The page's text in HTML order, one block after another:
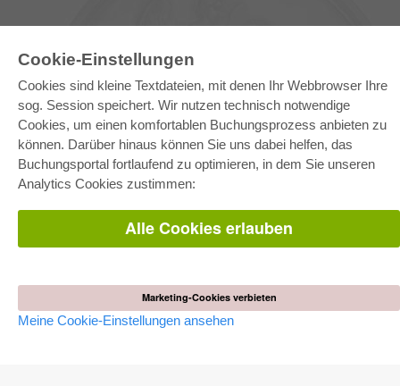
Cookie-Einstellungen
Cookies sind kleine Textdateien, mit denen Ihr Webbrowser Ihre
sog. Session speichert. Wir nutzen technisch notwendige
Cookies, um einen komfortablen Buchungsprozess anbieten zu
können. Darüber hinaus können Sie uns dabei helfen, das
Buchungsportal fortlaufend zu optimieren, in dem Sie unseren
Analytics Cookies zustimmen:
Alle Cookies erlauben
Marketing-Cookies verbieten
Meine Cookie-Einstellungen ansehen
E-COLLECTION
Gesamtpaket
Fachbereichspakete
Bereitstellung von E-Books
Häufig gestellte Fragen (FAQ)
AGB